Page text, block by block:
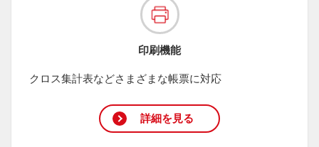
印刷機能
クロス集計表などさまざまな帳票に対応
詳細を見る